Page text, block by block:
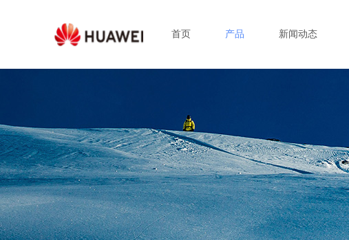
首页 产品 新闻动态